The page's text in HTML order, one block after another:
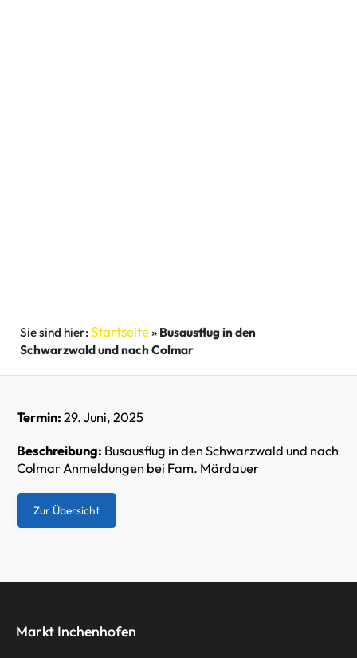
Startseite» Busausflug in den
Schwarzwald und nach Colmar
Termin: 29. Juni, 2025
Beschreibung: Busausflug in den Schwarzwald und nach
Colmar Anmeldungen bei Fam. Märdauer
Zur Übersicht
Markt Inchenhofen